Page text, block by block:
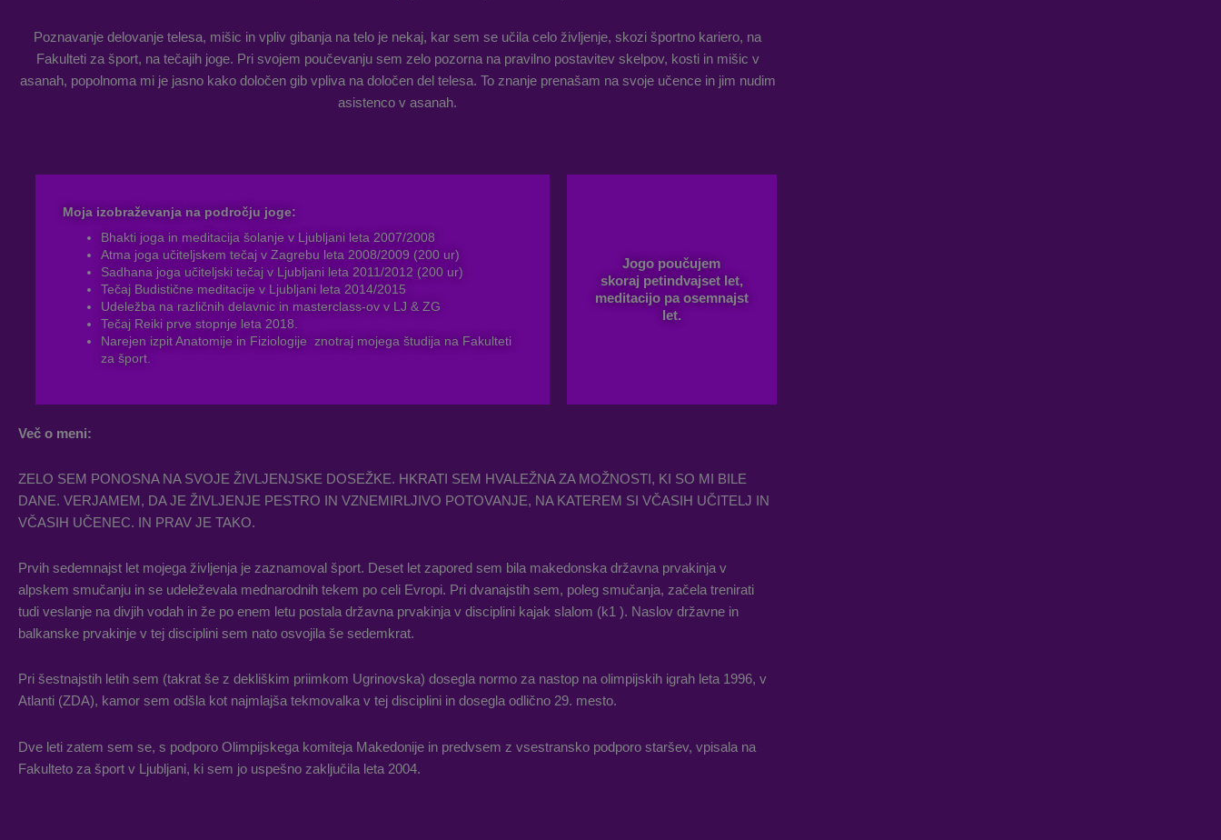
Poznavanje delovanje telesa, mišic in vpliv gibanja na telo je nekaj, kar sem se učila celo življenje, skozi športno kariero, na
Fakulteti za šport, na tečajih joge. Pri svojem poučevanju sem zelo pozorna na pravilno postavitev skelpov, kosti in mišic v
asanah, popolnoma mi je jasno kako določen gib vpliva na določen del telesa. To znanje prenašam na svoje učence in jim nudim
asistenco v asanah.
Moja izobraževanja na področju joge:
Bhakti joga in meditacija šolanje v Ljubljani leta 2007/2008
Atma joga učiteljskem tečaj v Zagrebu leta 2008/2009 (200 ur)
Sadhana joga učiteljski tečaj v Ljubljani leta 2011/2012 (200 ur)
Tečaj Budistične meditacije v Ljubljani leta 2014/2015
Udeležba na različnih delavnic in masterclass-ov v LJ & ZG
Tečaj Reiki prve stopnje leta 2018.
Narejen izpit Anatomije in Fiziologije znotraj mojega študija na Fakulteti
za šport.
Jogo poučujem
skoraj petindvajset let,
meditacijo pa osemnajst
let.
Več o meni:
ZELO SEM PONOSNA NA SVOJE ŽIVLJENJSKE DOSEŽKE. HKRATI SEM HVALEŽNA ZA MOŽNOSTI, KI SO MI BILE
DANE. VERJAMEM, DA JE ŽIVLJENJE PESTRO IN VZNEMIRLJIVO POTOVANJE, NA KATEREM SI VČASIH UČITELJ IN
VČASIH UČENEC. IN PRAV JE TAKO.
Prvih sedemnajst let mojega življenja je zaznamoval šport. Deset let zapored sem bila makedonska državna prvakinja v
alpskem smučanju in se udeleževala mednarodnih tekem po celi Evropi. Pri dvanajstih sem, poleg smučanja, začela trenirati
tudi veslanje na divjih vodah in že po enem letu postala državna prvakinja v disciplini kajak slalom (k1 ). Naslov državne in
balkanske prvakinje v tej disciplini sem nato osvojila še sedemkrat.
Pri šestnajstih letih sem (takrat še z dekliškim priimkom Ugrinovska) dosegla normo za nastop na olimpijskih igrah leta 1996, v
Atlanti (ZDA), kamor sem odšla kot najmlajša tekmovalka v tej disciplini in dosegla odlično 29. mesto.
Dve leti zatem sem se, s podporo Olimpijskega komiteja Makedonije in predvsem z vsestransko podporo staršev, vpisala na
Fakulteto za šport v Ljubljani, ki sem jo uspešno zaključila leta 2004.